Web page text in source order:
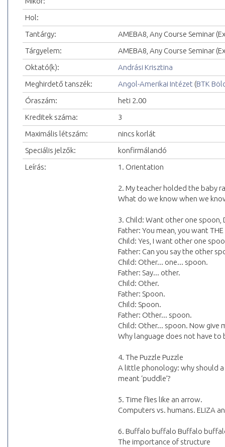
Hol:
Tantárgy:
AMEBA8, Any Course Seminar
Tárgyelem:
AMEBA8, Any Course Seminar
Oktató(k):
Andrási Krisztina
Meghirdető tanszék:
Angol-Amerikai Intézet (BTK
Óraszám:
heti 2.00
Kreditek száma:
3
Maximális létszám:
nincs korlát
Speciális jelzők:
konfirmálandó
Leírás:
1. Orientation
2. My teacher holded the baby
What do we know when we
3. Child: Want other one spoon,
Father: You mean, you want THE
Child: Yes, I want other one
Father: Can you say the other
Child: Other... one... spoon.
Father: Say... other.
Child: Other.
Father: Spoon.
Child: Spoon.
Father: Other... spoon.
Child: Other... spoon. Now give
Why language does not have
4. The Puzzle Puzzle
A little phonology: why should a
meant ‘puddle’?
5. Time flies like an arrow.
Computers vs. humans. ELIZA
6. Buffalo buffalo Buffalo
The importance of structure